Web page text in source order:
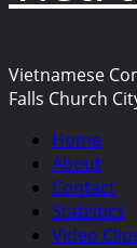
Vietnamese
Falls Church
Primary
Menu
Home
About
Contact
Statistics
Video